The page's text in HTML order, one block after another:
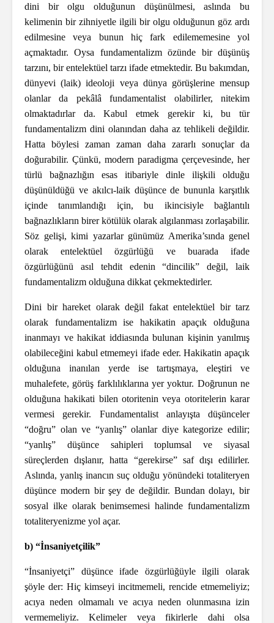
dini bir olgu olduğunun düşünülmesi, aslında bu
kelimenin bir zihniyetle ilgili bir olgu olduğunun göz ardı
edilmesine veya bunun hiç fark edilememesine yol
açmaktadır. Oysa fundamentalizm özünde bir düşünüş
tarzını, bir entelektüel tarzı ifade etmektedir. Bu bakımdan,
dünyevi (laik) ideoloji veya dünya görüşlerine mensup
olanlar da pekâlâ fundamentalist olabilirler, nitekim
olmaktadırlar da. Kabul etmek gerekir ki, bu tür
fundamentalizm dini olanından daha az tehlikeli değildir.
Hatta böylesi zaman zaman daha zararlı sonuçlar da
doğurabilir. Çünkü, modern paradigma çerçevesinde, her
türlü bağnazlığın esas itibariyle dinle ilişkili olduğu
düşünüldüğü ve akılcı-laik düşünce de bununla karşıtlık
içinde tanımlandığı için, bu ikincisiyle bağlantılı
bağnazlıkların birer kötülük olarak algılanması zorlaşabilir.
Söz gelişi, kimi yazarlar günümüz Amerika’sında genel
olarak entelektüel özgürlüğü ve buarada ifade
özgürlüğünü asıl tehdit edenin “dincilik” değil, laik
fundamentalizm olduğuna dikkat çekmektedirler.
Dini bir hareket olarak değil fakat entelektüel bir tarz
olarak fundamentalizm ise hakikatin apaçık olduğuna
inanmayı ve hakikat iddiasında bulunan kişinin yanılmış
olabileceğini kabul etmemeyi ifade eder. Hakikatin apaçık
olduğuna inanılan yerde ise tartışmaya, eleştiri ve
muhalefete, görüş farklılıklarına yer yoktur. Doğrunun ne
olduğuna hakikati bilen otoritenin veya otoritelerin karar
vermesi gerekir. Fundamentalist anlayışta düşünceler
“doğru” olan ve “yanlış” olanlar diye kategorize edilir;
“yanlış” düşünce sahipleri toplumsal ve siyasal
süreçlerden dışlanır, hatta “gerekirse” saf dışı edilirler.
Aslında, yanlış inancın suç olduğu yönündeki totaliteryen
düşünce modern bir şey de değildir. Bundan dolayı, bir
sosyal ilke olarak benimsemesi halinde fundamentalizm
totaliteryenizme yol açar.
b) “İnsaniyetçilik”
“İnsaniyetçi” düşünce ifade özgürlüğüyle ilgili olarak
şöyle der: Hiç kimseyi incitmemeli, rencide etmemeliyiz;
acıya neden olmamalı ve acıya neden olunmasına izin
vermemeliyiz. Kelimeler veya fikirlerle dahi olsa